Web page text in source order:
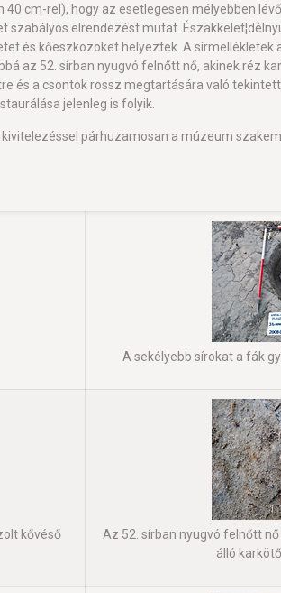
cm-rel), hogy az esetlegesen mélyebben
elrendezést mutat.
és kőeszközöket helyeztek. A
az 52. sírban nyugvó felnőtt nő, akinek réz
és a csontok rossz megtartására való
jelenleg is folyik.
párhuzamosan a múzeum
A sekélyebb sírokat a fák
kővéső
Az 52. sírban nyugvó felnőtt
álló